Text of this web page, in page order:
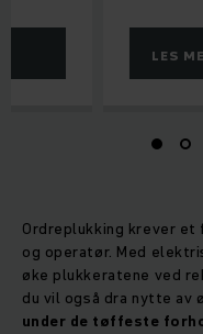
LES
Ordreplukking krever
og operatør. Med
øke plukkeratene ved
du vil også dra nytte
under de tøffeste